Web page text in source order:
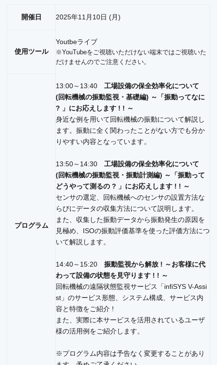
開催日 2025年11月10日 (月)
使用ツール
Youtbeライブ
※YouTubeをご視聴いただけない端末ではご視聴いた
だけませんのでご注意ください。
プログラム
13:00～13:40 工場設備の保全効率化について
(回転機械の振動監視・基礎編) ～「振動ってなに
? 」にお応えします ! ! ～
身近な例を用いて回転機械の振動について解説し
ます。振動に全く関わったことがない方でも分か
りやすい内容となっています。
13:50～14:30 工場設備の保全効率化について
(回転機械の振動監視・振動計測編) ～「振動って
どうやって測るの ? 」にお応えします ! ! ～
センサの選定、回転機械へのセンサの設置方法な
らびにデータの収集方法について説明します。
また、収集した振動データから振動発生の原因を
見極め、ISOの振動評価基準を使った評価方法につ
いて解説します。
14:40～15:20 振動監視から解放 ! ～お客様に代
わって設備の状態を見守ります ! ! ～
回転機械の遠隔状態監視サービス「infiSYS V-Assi
st」のサービス形態、システム構成、サービス内
容と特徴をご紹介 !
また、実際に本サービスを活用されているユーザ
様の活用例をご紹介します。
※プログラム内容は予告なく変更することがあり